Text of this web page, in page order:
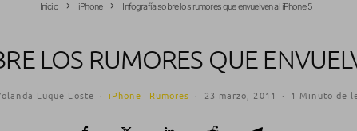
Inicio iPhone Infografía sobre los rumores que envuelven al iPhone 5
LOS RUMORES QUE
Luque Loste · iPhone Rumores · 23 marzo, 2011 · 1 Minuto de